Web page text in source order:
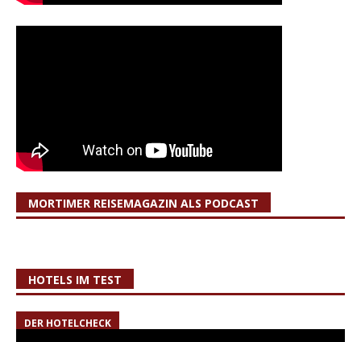
MORTIMER REISEMAGAZIN ALS PODCAST
HOTELS IM TEST
DER HOTELCHECK